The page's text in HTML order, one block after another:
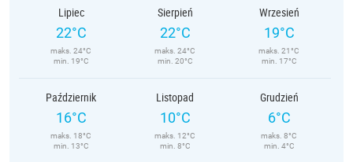
Lipiec
22°C
maks. 24°C
min. 19°C
Sierpień
22°C
maks. 24°C
min. 20°C
Wrzesień
19°C
maks. 21°C
min. 17°C
Październik
16°C
maks. 18°C
min. 13°C
Listopad
10°C
maks. 12°C
min. 8°C
Grudzień
6°C
maks. 8°C
min. 4°C